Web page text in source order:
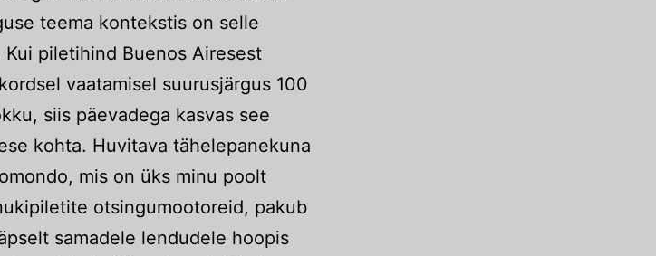
teema kontekstis on selle
piletihind Buenos Airesest
vaatamisel suurusjärgus 100
siis päevadega kasvas see
kohta. Huvitava tähelepanekuna
mis on üks minu poolt
otsingumootoreid, pakub
samadele lendudele hoopis